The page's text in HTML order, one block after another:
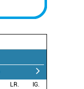
LR.
IG.